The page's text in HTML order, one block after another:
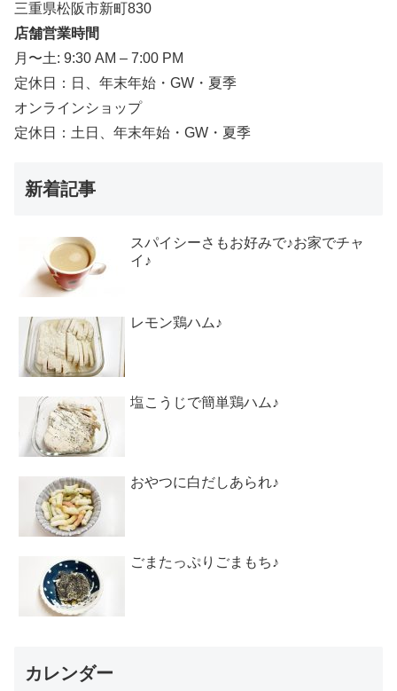
三重県松阪市新町830
店舗営業時間
月〜土: 9:30 AM – 7:00 PM
定休日：日、年末年始・GW・夏季
オンラインショップ
定休日：土日、年末年始・GW・夏季
新着記事
スパイシーさもお好みで♪お家でチャ
イ♪
レモン鶏ハム♪
塩こうじで簡単鶏ハム♪
おやつに白だしあられ♪
ごまたっぷりごまもち♪
カレンダー